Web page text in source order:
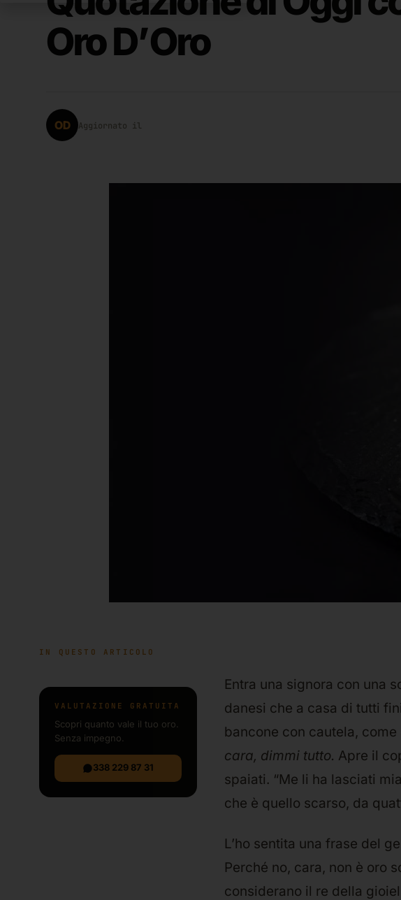
Oro D’Oro
OD Aggiornato il
IN QUESTO ARTICOLO
VALUTAZIONE GRATUITA
Scopri quanto vale il tuo oro.
Senza impegno.
338 229 87 31
Entra una signora con una
danesi che a casa di tutti
bancone con cautela,
cara, dimmi tutto. Apre il
spaiati. “Me li ha lasciati
che è quello scarso, da
L’ho sentita una frase del
Perché no, cara, non è oro
considerano il re della